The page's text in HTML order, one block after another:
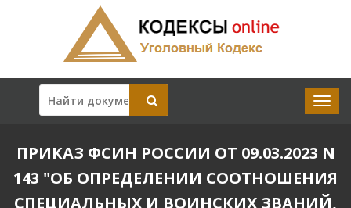
ПРИКАЗ ФСИН РОССИИ ОТ 09.03.2023 N
143 "ОБ ОПРЕДЕЛЕНИИ СООТНОШЕНИЯ
СПЕЦИАЛЬНЫХ И ВОИНСКИХ ЗВАНИЙ,